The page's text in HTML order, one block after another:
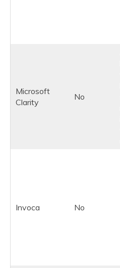
Microsoft
Clarity
No
Invoca No